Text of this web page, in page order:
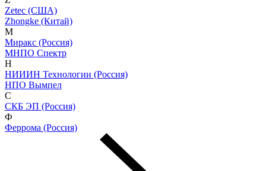
Zetec (США)
Zhongke (Китай)
М
Миракс (Россия)
МНПО Спектр
Н
НИИИН Технологии (Россия)
НПО Вымпел
С
СКБ ЭП (Россия)
Ф
Феррома (Россия)